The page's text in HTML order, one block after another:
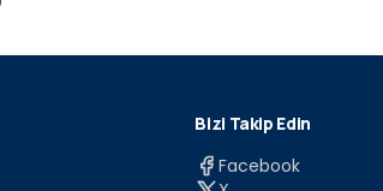
Bizi Takip Edin
Facebook